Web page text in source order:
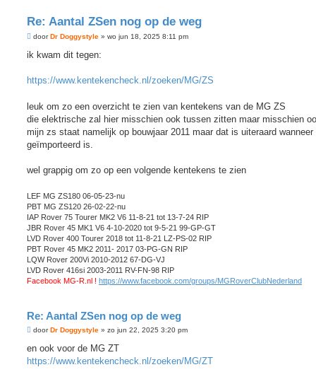
Re: Aantal ZSen nog op de weg
B
r
h
doorDr Doggystyle » wo jun 18, 2025 8:11 pm
ik kwam dit tegen:
https://www.kentekencheck.nl/zoeken/MG/ZS
leuk om zo een overzicht te zien van kentekens van de MG ZS
die elektrische zal hier misschien ook tussen zitten maar misschien
mijn zs staat namelijk op bouwjaar 2011 maar dat is uiteraard wanneer
geïmporteerd is.
wel grappig om zo op een volgende kentekens te zien
LEF MG ZS180 06-05-23-nu
PBT MG ZS120 26-02-22-nu
IAP Rover 75 Tourer MK2 V6 11-8-21 tot 13-7-24 RIP
JBR Rover 45 MK1 V6 4-10-2020 tot 9-5-21 99-GP-GT
LVD Rover 400 Tourer 2018 tot 11-8-21 LZ-PS-02 RIP
PBT Rover 45 MK2 2011- 2017 03-PG-GN RIP
LQW Rover 200Vi 2010-2012 67-DG-VJ
LVD Rover 416si 2003-2011 RV-FN-98 RIP
Facebook MG-R.nl ! https://www.facebook.com/groups/MGRoverClubNederland
Re: Aantal ZSen nog op de weg
B
r
c
doorDr Doggystyle » zo jun 22, 2025 3:20 pm
en ook voor de MG ZT
https://www.kentekencheck.nl/zoeken/MG/ZT